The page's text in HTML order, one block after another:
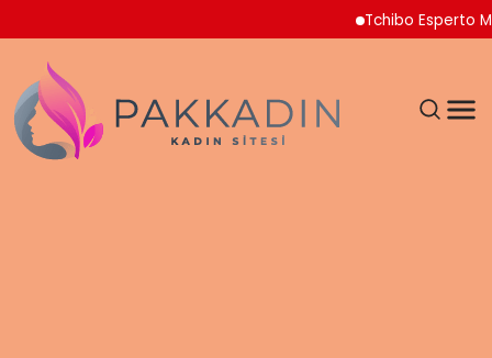
Tchibo Esperto Mini